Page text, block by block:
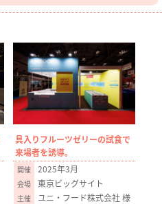
具入りフルーツゼリーの試食で
来場者を誘導。
2025年3月
東京ビッグサイト
ユニ・フード株式会社 様